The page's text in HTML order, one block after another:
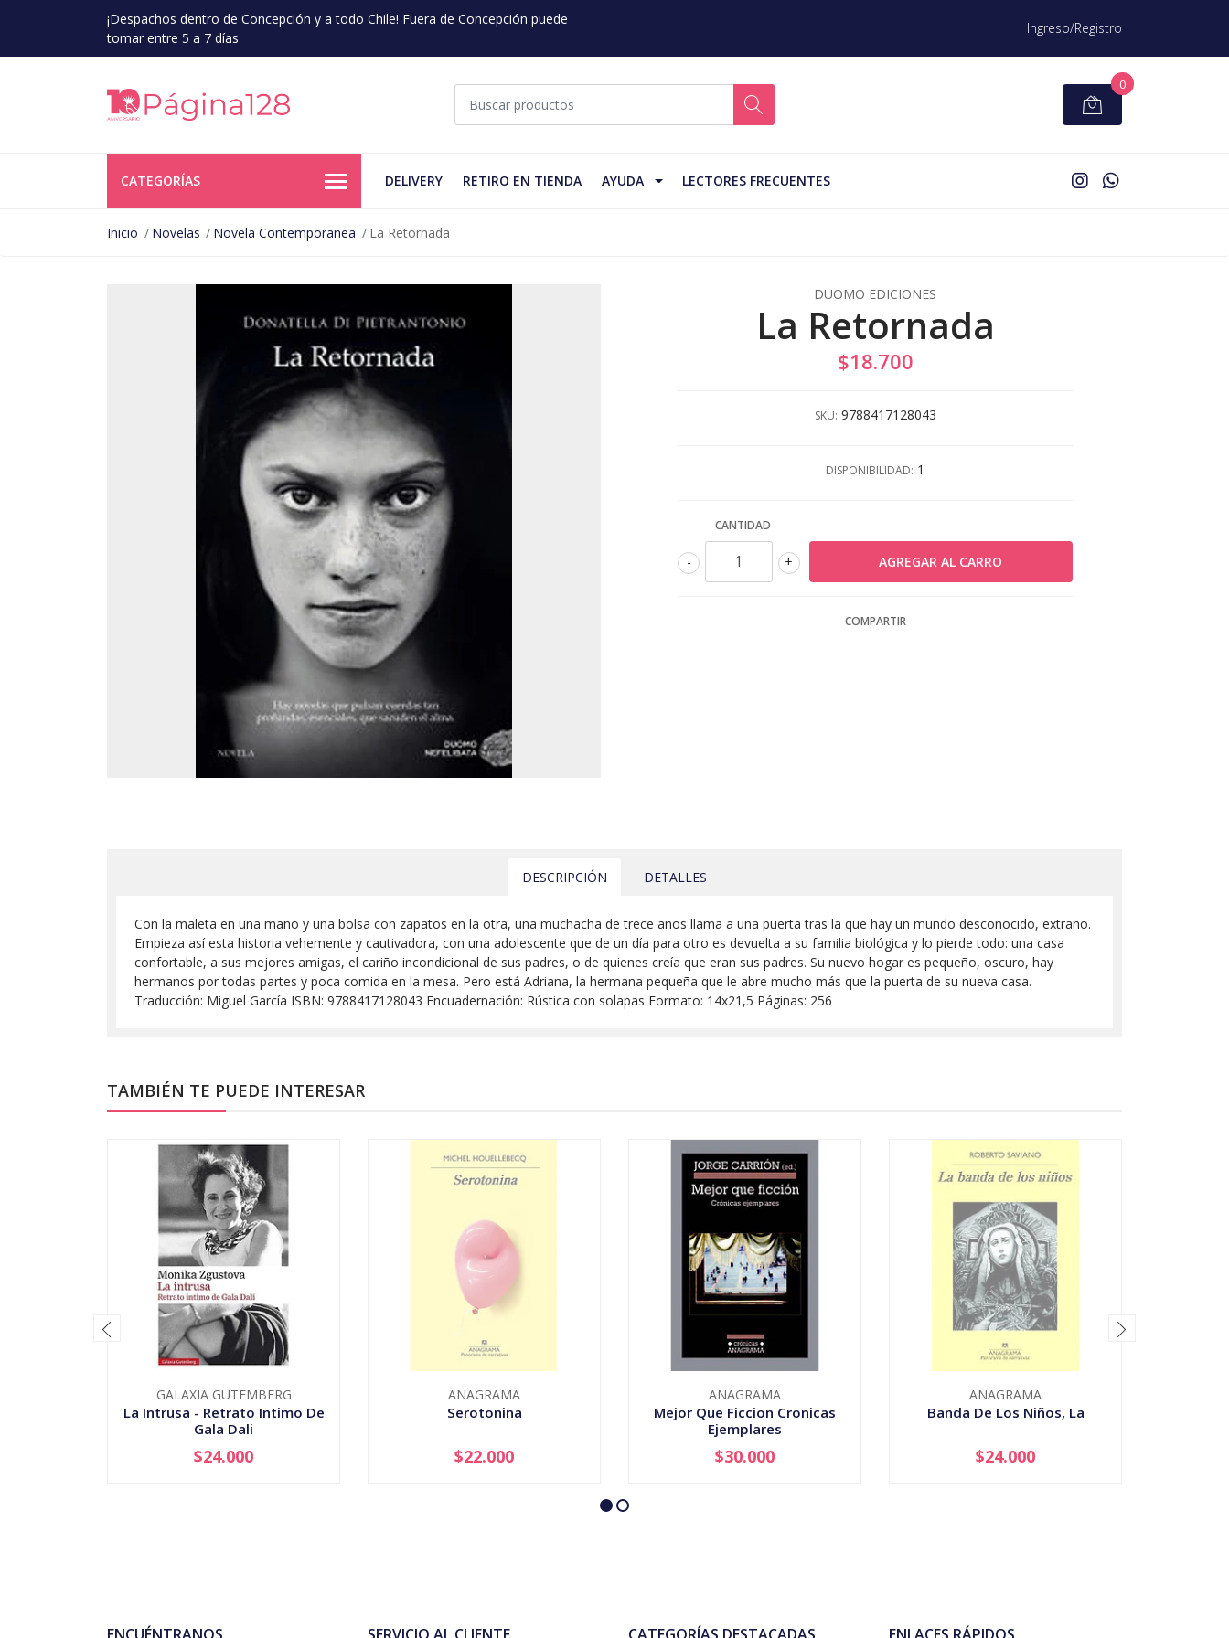
¡Despachos dentro de Concepción y a todo Chile! Fuera de Concepción puede
tomar entre 5 a 7 días
Ingreso/Registro
0
CATEGORÍAS DELIVERY RETIRO EN TIENDA AYUDA LECTORES FRECUENTES
Inicio Novelas Novela Contemporanea La Retornada
DUOMO EDICIONES
La Retornada
$18.700
SKU: 9788417128043
DISPONIBILIDAD: 1
CANTIDAD
+
-
COMPARTIR
DESCRIPCIÓN DETALLES
Con la maleta en una mano y una bolsa con zapatos en la otra, una muchacha de trece años llama a una puerta tras la que hay un mundo desconocido, extraño.
Empieza así esta historia vehemente y cautivadora, con una adolescente que de un día para otro es devuelta a su familia biológica y lo pierde todo: una casa
confortable, a sus mejores amigas, el cariño incondicional de sus padres, o de quienes creía que eran sus padres. Su nuevo hogar es pequeño, oscuro, hay
hermanos por todas partes y poca comida en la mesa. Pero está Adriana, la hermana pequeña que le abre mucho más que la puerta de su nueva casa.
Traducción: Miguel García ISBN: 9788417128043 Encuadernación: Rústica con solapas Formato: 14x21,5 Páginas: 256
TAMBIÉN TE PUEDE INTERESAR
GALAXIA GUTEMBERG
La Intrusa - Retrato Intimo De
Gala Dali
+
$24.000
ANAGRAMA
Serotonina
AGOTADO
$22.000
ANAGRAMA
Mejor Que Ficcion Cronicas
Ejemplares
+
$30.000
ANAGRAMA
Banda De Los Niños, La
AGOTADO
$24.000